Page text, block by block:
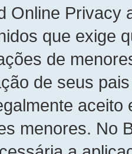
Online
que exige
de
de seus
menores. No